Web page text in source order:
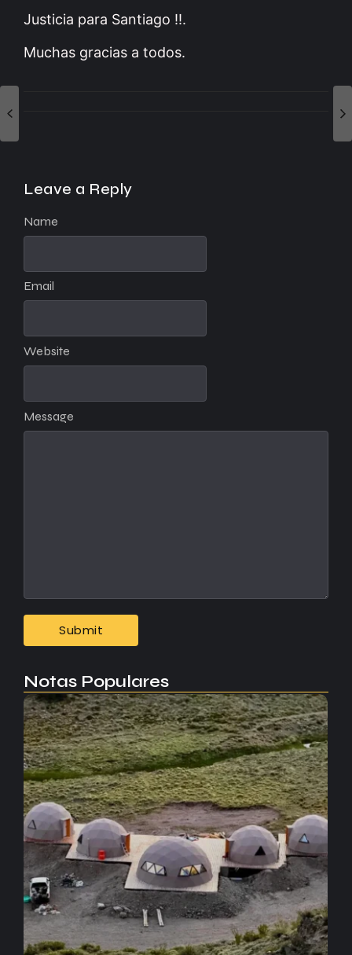
Justicia para Santiago !!.
Muchas gracias a todos.
Leave a Reply
Message
Name
Email
Website
Notas Populares